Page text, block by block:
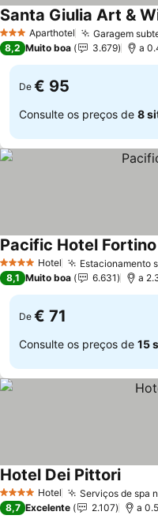
3 EstrelasAparthotel Garagem
Santa Giulia Art &
8,2 Muito boa 3.679 a
De € 95
Consulte os preços de 8
4 EstrelasHotel Estacionamento
Pacific Hotel Fortino
8,1 Muito boa 6.631 a
De € 71
Consulte os preços de 15
4 EstrelasHotel Serviços de spa
Hotel Dei Pittori
8,7 Excelente 2.107 a